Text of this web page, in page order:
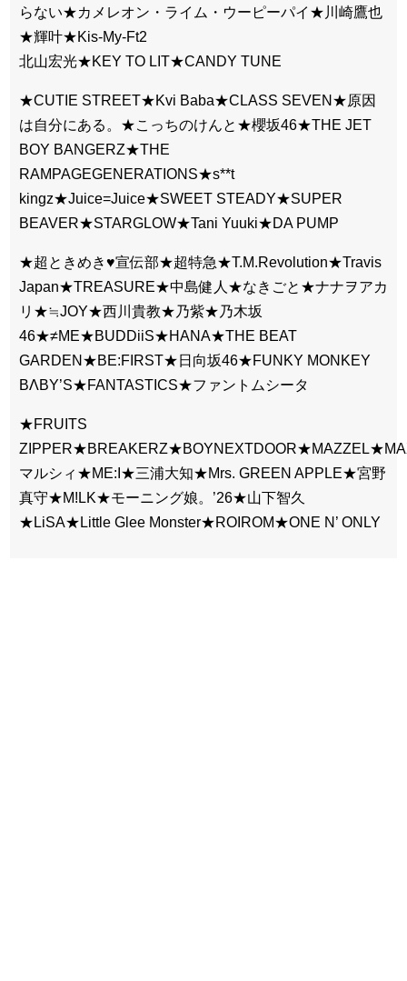
らない★カメレオン・ライム・ウーピーパイ★川崎鷹也
★輝叶★Kis-My-Ft2
北山宏光★KEY TO LIT★CANDY TUNE
★CUTIE STREET★Kvi Baba★CLASS SEVEN★原因
は自分にある。★こっちのけんと★櫻坂46★THE JET
BOY BANGERZ★THE
RAMPAGEGENERATIONS★s**t
kingz★Juice=Juice★SWEET STEADY★SUPER
BEAVER★STARGLOW★Tani Yuuki★DA PUMP
★超ときめき♥宣伝部★超特急★T.M.Revolution★Travis
Japan★TREASURE★中島健人★なきごと★ナナヲアカ
リ★≒JOY★西川貴教★乃紫★乃木坂
46★≠ME★BUDDiiS★HANA★THE BEAT
GARDEN★BE:FIRST★日向坂46★FUNKY MONKEY
BΛBY’S★FANTASTICS★ファントムシータ
★FRUITS
マルシィ★ME:I★三浦大知★Mrs. GREEN APPLE★宮野
真守★M!LK★モーニング娘。’26★山下智久
★LiSA★Little Glee Monster★ROIROM★ONE N’ ONLY